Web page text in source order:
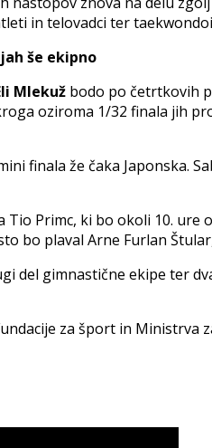
in telovadci ter
še ekipno
Mlekuž bodo po četrtkovih
oziroma 1/32 finala jih
finala že čaka Japonska.
Primc, ki bo okoli 10. ure
bo plaval Arne Furlan
del gimnastične ekipe ter
za šport in Ministrva